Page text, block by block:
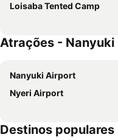
Loisaba Tented Camp
Atrações - Nanyuki
Nanyuki Airport
Nyeri Airport
Destinos populares